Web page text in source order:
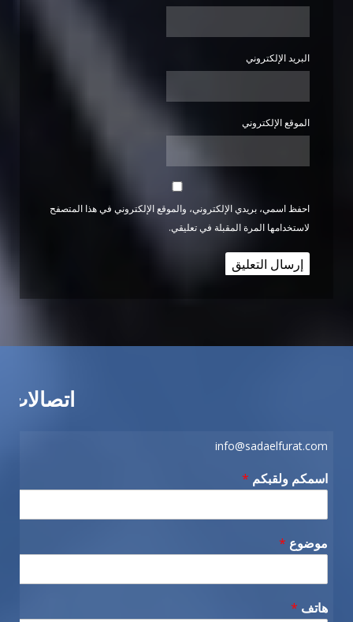
البريد الإلكتروني
الموقع الإلكتروني
احفظ اسمي، بريدي الإلكتروني، والموقع الإلكتروني في هذا المتصفح
لاستخدامها المرة المقبلة في تعليقي.
اتصالات
info@sadaelfurat.com
اسمكم ولقبكم *
موضوع *
هاتف *